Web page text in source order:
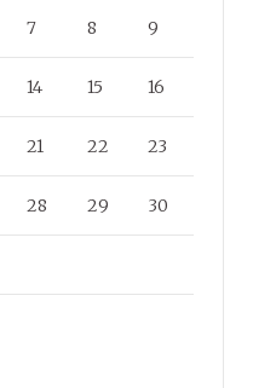
7 8 9
14 15 16
21 22 23
28 29 30